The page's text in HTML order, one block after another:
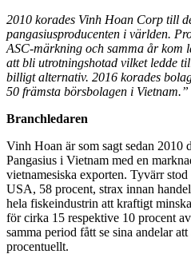
2010 korades Vinh Hoan Corp till
pangasiusproducenten i världen.
ASC-märkning och samma år kom
att bli utrotningshotad vilket ledde
billigt alternativ. 2016 korades
50 främsta börsbolagen i Vietnam.”
Branchledaren
Vinh Hoan är som sagt sedan 2010
Pangasius i Vietnam med en
vietnamesiska exporten. Tyvärr
USA, 58 procent, strax innan
hela fiskeindustrin att kraftigt
för cirka 15 respektive 10 procent
samma period fått se sina andelar
procentuellt.